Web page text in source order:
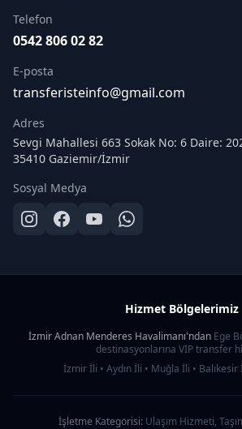
Telefon
0542 806 02 82
E-posta
transferisteinfo@gmail.com
Adres
Sevgi Mahallesi 663 Sokak No: 6 Daire:
35410 Gaziemir/İzmir
Sosyal Medya
Hizmet Bölgelerimiz
İzmir Adnan Menderes Havalimanı'ndanEge
destinasyonlarına VIP transfer
İzmir İli • Aydın İli • Muğla İli •
İşletme Kategorisi:Ulaşım Hizmeti,